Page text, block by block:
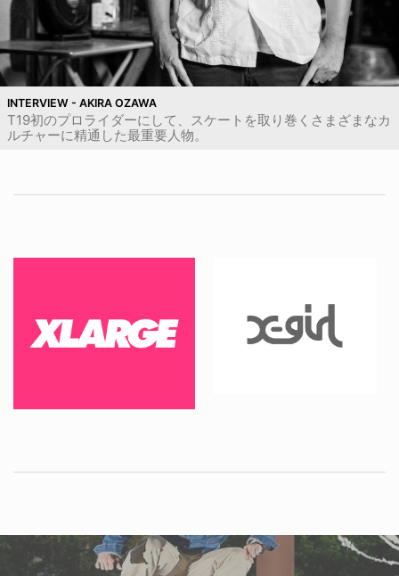
INTERVIEW - AKIRA OZAWA
T19初のプロライダーにして、スケートを取り巻くさまざまなカ
ルチャーに精通した最重要人物。